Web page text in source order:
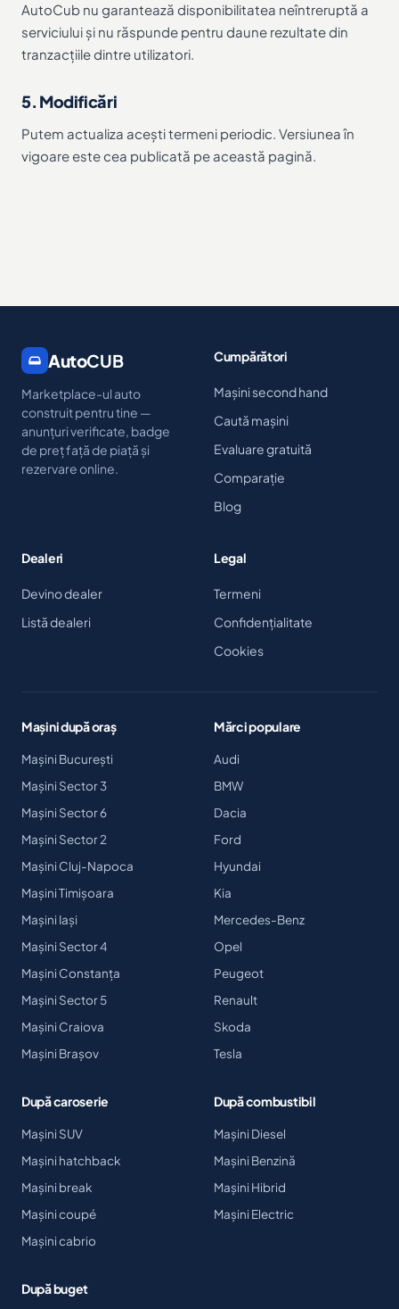
AutoCub nu garantează disponibilitatea neîntreruptă a
serviciului și nu răspunde pentru daune rezultate din
tranzacțiile dintre utilizatori.
5. Modificări
Putem actualiza acești termeni periodic. Versiunea în
vigoare este cea publicată pe această pagină.
AutoCUB
Marketplace-ul auto
construit pentru tine —
anunțuri verificate, badge
de preț față de piață și
rezervare online.
Cumpărători
Mașini second hand
Caută mașini
Evaluare gratuită
Comparație
Blog
Dealeri
Devino dealer
Listă dealeri
Legal
Termeni
Confidențialitate
Cookies
Mașini după oraș
Mașini București
Mașini Sector 3
Mașini Sector 6
Mașini Sector 2
Mașini Cluj-Napoca
Mașini Timișoara
Mașini Iași
Mașini Sector 4
Mașini Constanța
Mașini Sector 5
Mașini Craiova
Mașini Brașov
Mărci populare
Audi
BMW
Dacia
Ford
Hyundai
Kia
Mercedes-Benz
Opel
Peugeot
Renault
Skoda
Tesla
După caroserie
Mașini SUV
Mașini hatchback
Mașini break
Mașini coupé
Mașini cabrio
După combustibil
Mașini Diesel
Mașini Benzină
Mașini Hibrid
Mașini Electric
După buget